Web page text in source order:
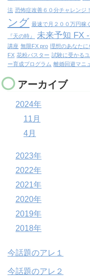
法 恐怖症改善６０分チャレンジ！
ング 最速で月２００万円稼
『天の時』
未来予知 FX
講座 無限FX pro 理想のあなたに
FX 花粉バスター 試験に受かる
ー育成プログラム 離婚回避マニ
アーカイブ
2024年
11月
4月
2023年
2022年
2021年
2020年
2019年
2018年
今話題のアレ１
今話題のアレ２